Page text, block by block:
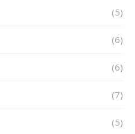
(5)
(6)
(6)
(7)
(5)